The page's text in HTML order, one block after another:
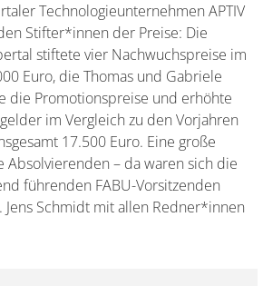
Technologieunternehmen APTIV
Stifter*innen der Preise: Die
stiftete vier Nachwuchspreise im
Euro, die Thomas und Gabriele
die Promotionspreise und erhöhte
im Vergleich zu den Vorjahren
17.500 Euro. Eine große
Absolvierenden – da waren sich die
führenden FABU-Vorsitzenden
Schmidt mit allen Redner*innen